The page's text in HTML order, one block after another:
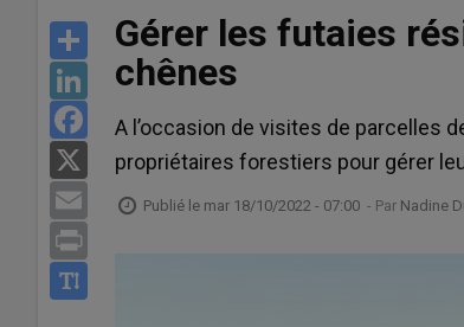
Share
LinkedIn
Facebook
Email
Gérer les futaies
chênes
A l’occasion de visites de parcelles
propriétaires forestiers pour gérer
Publié le mar 18/10/2022 - 07:00 - Par Nadine